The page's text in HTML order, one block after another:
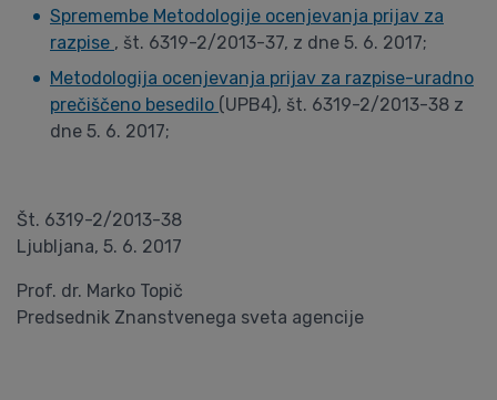
Spremembe Metodologije ocenjevanja prijav za
razpise , št. 6319-2/2013-37, z dne 5. 6. 2017;
Metodologija ocenjevanja prijav za razpise-uradno
prečiščeno besedilo (UPB4), št. 6319-2/2013-38 z
dne 5. 6. 2017;
Št. 6319-2/2013-38
Ljubljana, 5. 6. 2017
Prof. dr. Marko Topič
Predsednik Znanstvenega sveta agencije